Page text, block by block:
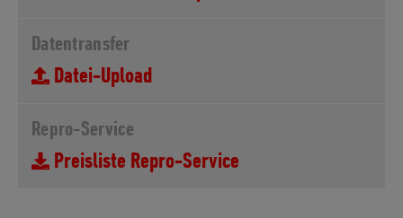
Datentransfer
Datei-Upload
Repro-Service
Preisliste Repro-Service